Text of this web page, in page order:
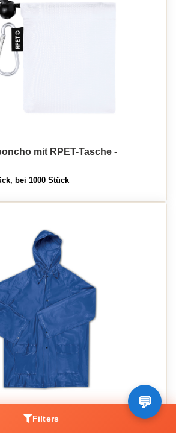
mit RPET-Tasche -
bei 1000 Stück
AUF ANFRAGE
Filters